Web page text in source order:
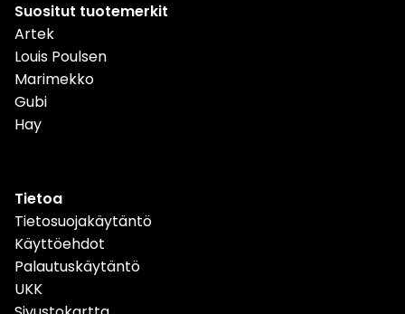
Suositut tuotemerkit
Artek
Louis Poulsen
Marimekko
Gubi
Hay
Tietoa
Tietosuojakäytäntö
Käyttöehdot
Palautuskäytäntö
UKK